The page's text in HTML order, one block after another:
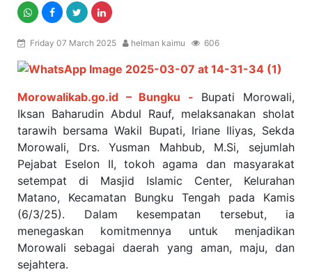
Friday 07 March 2025 helman kaimu 606
Morowalikab.go.id – Bungku - Bupati Morowali,
Iksan Baharudin Abdul Rauf, melaksanakan sholat
tarawih bersama Wakil Bupati, Iriane Iliyas, Sekda
Morowali, Drs. Yusman Mahbub, M.Si, sejumlah
Pejabat Eselon II, tokoh agama dan masyarakat
setempat di Masjid Islamic Center, Kelurahan
Matano, Kecamatan Bungku Tengah pada Kamis
(6/3/25). Dalam kesempatan tersebut, ia
menegaskan komitmennya untuk menjadikan
Morowali sebagai daerah yang aman, maju, dan
sejahtera.